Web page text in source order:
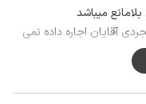
میباشد
آقایان اجاره داده نمی
معذوریم.